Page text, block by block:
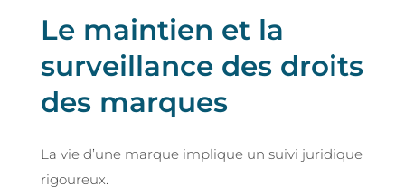
Le maintien et la
surveillance des droits
des marques
La vie d’une marque implique un suivi juridique
rigoureux.